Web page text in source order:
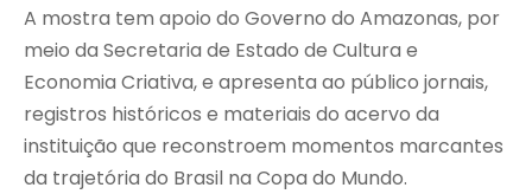
A mostra tem apoio do Governo do Amazonas, por
meio da Secretaria de Estado de Cultura e
Economia Criativa, e apresenta ao público jornais,
registros históricos e materiais do acervo da
instituição que reconstroem momentos marcantes
da trajetória do Brasil na Copa do Mundo.